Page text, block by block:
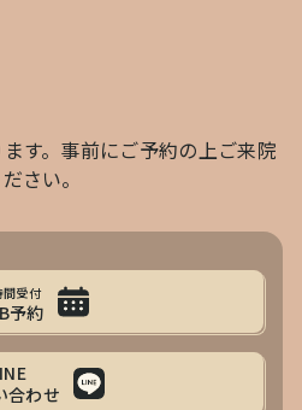
す。事前にご予約の上ご来院
さい。
間受付
予約
合わせ